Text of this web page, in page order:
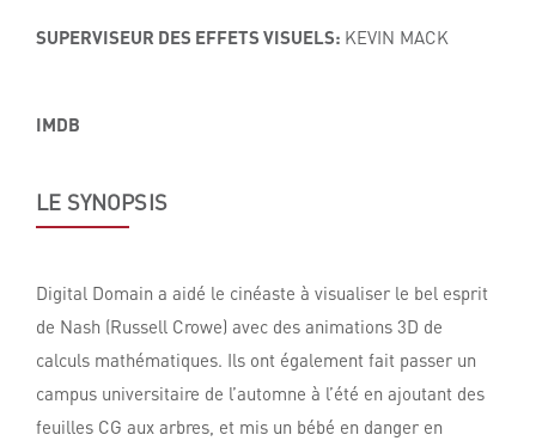
SUPERVISEUR DES EFFETS VISUELS: KEVIN MACK
IMDB
LE SYNOPSIS
Digital Domain a aidé le cinéaste à visualiser le bel esprit
de Nash (Russell Crowe) avec des animations 3D de
calculs mathématiques. Ils ont également fait passer un
campus universitaire de l’automne à l’été en ajoutant des
feuilles CG aux arbres, et mis un bébé en danger en